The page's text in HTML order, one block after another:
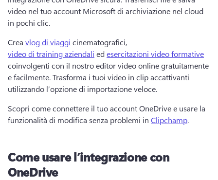
video nel tuo account Microsoft di archiviazione nel cloud
in pochi clic.
Crea vlog di viaggi cinematografici,
video di training aziendali ed esercitazioni video formative
coinvolgenti con il nostro editor video online gratuitamente
e facilmente. Trasforma i tuoi video in clip accattivanti
utilizzando l’opzione di importazione veloce.
Scopri come connettere il tuo account OneDrive e usare la
funzionalità di modifica senza problemi in Clipchamp.
Come usare l’integrazione con
OneDrive